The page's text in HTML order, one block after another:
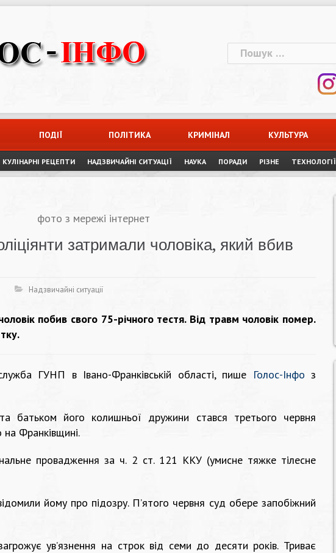
Пошук:
ПОДІЇ ПОЛІТИКА КРИМІНАЛ КУЛЬТУРА
КУЛІНАРНІ РЕЦЕПТИ НАДЗВИЧАЙНІ СИТУАЦІЇ НАУКА ПОРАДИ РІЗНЕ ТЕХНОЛОГІЇ
фото з мережі інтернет
затримали чоловіка, який вбив
Надзвичайні ситуації
побив свого 75-річного тестя. Від травм чоловік помер.
ГУНП в Івано-Франківській області, пише Голос-Інфо з
батьком його колишньої дружини стався третього червня
Франківщині.
провадження за ч. 2 ст. 121 ККУ (умисне тяжке тілесне
йому про підозру. П’ятого червня суд обере запобіжний
ув’язнення на строк від семи до десяти років. Триває